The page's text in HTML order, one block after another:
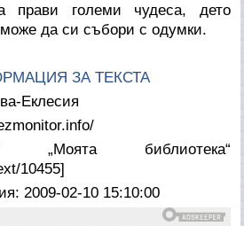
прави големи чудеса, дето
може да си събори с одумки.
ЗА ТЕКСТА
Еклесия
„Моята библиотека“
10455]
2009-02-10 15:10:00